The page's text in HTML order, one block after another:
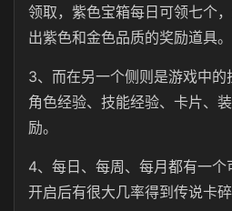
领取，紫色宝箱每日可领七个
出紫色和金色品质的奖励道具。
3、而在另一个侧则是游戏中的
角色经验、技能经验、卡片、
励。
4、每日、每周、每月都有一个
开启后有很大几率得到传说卡碎